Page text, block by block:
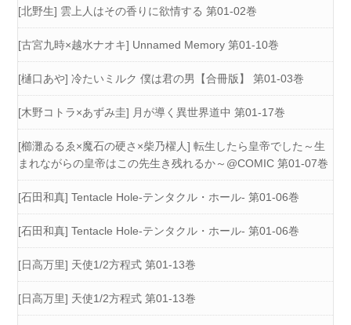
[北野生] 雲上人はその香りに欲情する 第01-02巻
[古宮九時×越水ナオキ] Unnamed Memory 第01-10巻
[樋口あや] 冷たいミルク 僕は君の男【合冊版】 第01-03巻
[木野コトラ×あずみ圭] 月が導く異世界道中 第01-17巻
[櫛灘ゐるゑ×魔石の硬さ×柴乃櫂人] 転生したら皇帝でした～生
まれながらの皇帝はこの先生き残れるか～@COMIC 第01-07巻
[石田和真] Tentacle Hole-テンタクル・ホール- 第01-06巻
[石田和真] Tentacle Hole-テンタクル・ホール- 第01-06巻
[日高万里] 天使1/2方程式 第01-13巻
[日高万里] 天使1/2方程式 第01-13巻